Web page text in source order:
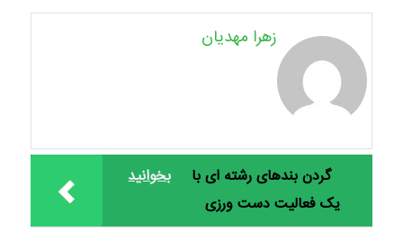
زهرا مهدیان
بخوانید
گردن بندهای رشته ای با
یک فعالیت دست ورزی